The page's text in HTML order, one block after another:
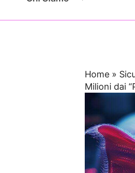
Home »
Milioni dai